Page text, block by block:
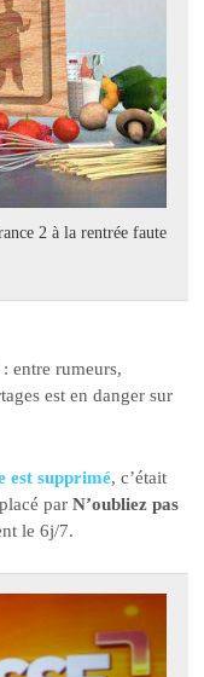
2 à la rentrée faute
entre rumeurs,
est en danger sur
est supprimé, c’était
parN’oubliez pas
le 6j/7.